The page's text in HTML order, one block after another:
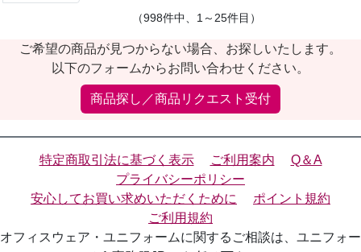
（998件中、1～25件目）
ご希望の商品が見つからない場合、お探しいたします。
以下のフォームからお問い合わせください。
商品探し／商品リクエスト受付
特定商取引法に基づく表示 ご利用案内
Q＆A
プライバシーポリシー
安心してお買い求めいただくために
ポイント規約
ご利用規約
オフィスウェア・ユニフォームに関するご相談は、ユニフォー